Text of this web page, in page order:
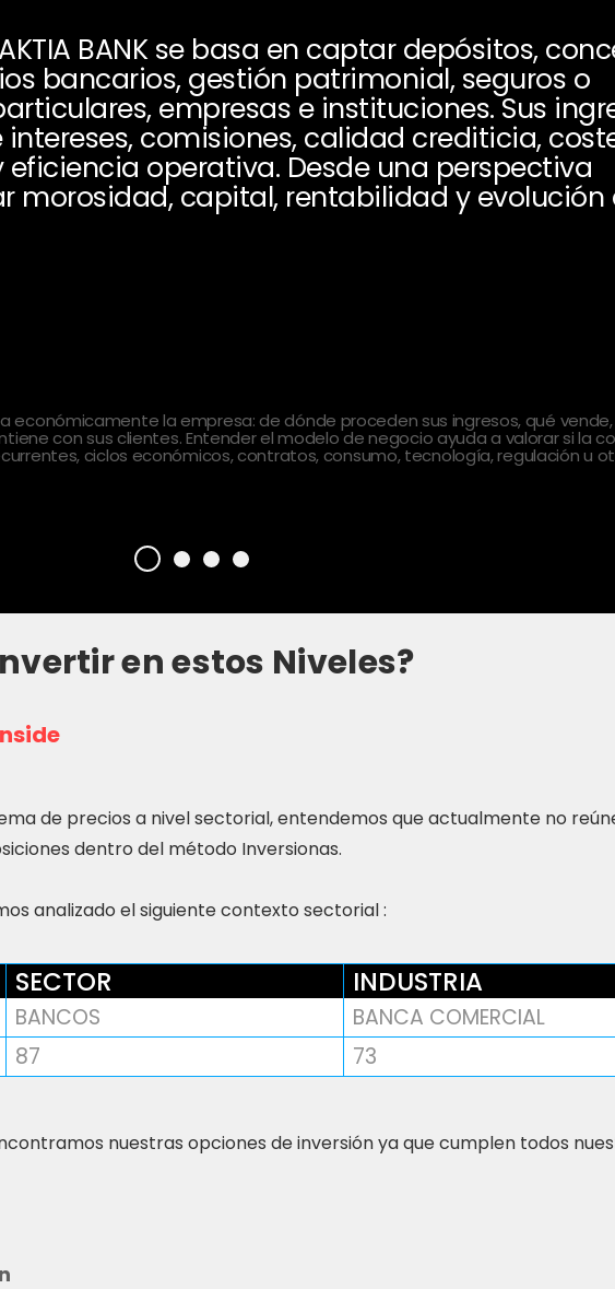
BANK se basa en captar depósitos,
bancarios, gestión patrimonial, seguros o
empresas e instituciones. Sus
comisiones, calidad crediticia,
eficiencia operativa. Desde una perspectiva
morosidad, capital, rentabilidad y evolución
económicamente la empresa: de dónde proceden sus ingresos, qué
con sus clientes. Entender el modelo de negocio ayuda a valorar si la
ciclos económicos, contratos, consumo, tecnología, regulación u
en estos Niveles?
de precios a nivel sectorial, entendemos que actualmente no
dentro del método Inversionas.
analizado el siguiente contexto sectorial :
SECTOR INDUSTRIA
BANCOS
BANCA COMERCIAL
87 73
nuestras opciones de inversión ya que cumplen todos